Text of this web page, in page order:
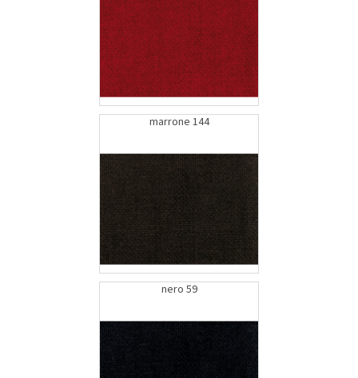
marrone 144
nero 59